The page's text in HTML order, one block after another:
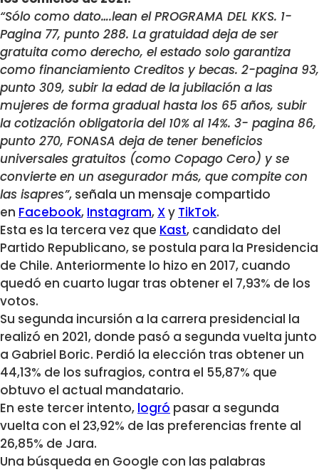
“Sólo como dato….lean el PROGRAMA DEL KKS. 1-
Pagina 77, punto 288. La gratuidad deja de ser
gratuita como derecho, el estado solo garantiza
como financiamiento Creditos y becas. 2-pagina 93,
punto 309, subir la edad de la jubilación a las
mujeres de forma gradual hasta los 65 años, subir
la cotización obligatoria del 10% al 14%. 3- pagina 86,
punto 270, FONASA deja de tener beneficios
universales gratuitos (como Copago Cero) y se
convierte en un asegurador más, que compite con
las isapres”, señala un mensaje compartido
en Facebook, Instagram, Xy TikTok.
Esta es la tercera vez que Kast, candidato del
Partido Republicano, se postula para la Presidencia
de Chile. Anteriormente lo hizo en 2017, cuando
quedó en cuarto lugar tras obtener el 7,93% de los
votos.
Su segunda incursión a la carrera presidencial la
realizó en 2021, donde pasó a segunda vuelta junto
a Gabriel Boric. Perdió la elección tras obtener un
44,13% de los sufragios, contra el 55,87% que
obtuvo el actual mandatario.
En este tercer intento, logró pasar a segunda
vuelta con el 23,92% de las preferencias frente al
26,85% de Jara.
Una búsqueda en Google con las palabras